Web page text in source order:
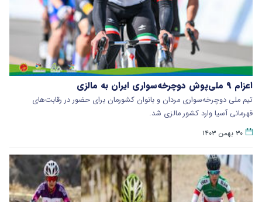
اعزام ۹ ملی‌پوش دوچرخه‌سواری ایران به مالزی
تیم ملی دوچرخه‌سواری مردان و بانوان کشورمان برای حضور در رقابت‌های
قهرمانی آسیا وارد کشور مالزی شد.
۳۰ بهمن ۱۴۰۳